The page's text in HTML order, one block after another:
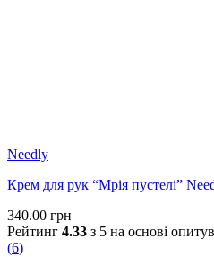
Needly
Крем для рук “Мрія пустелі”
340.00 грн
Рейтинг 4.33 з 5 на основі
(6)